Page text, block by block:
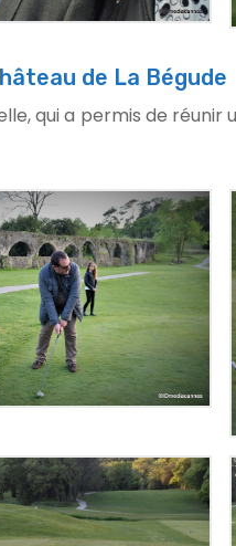
de La Bégude
qui a permis de réunir